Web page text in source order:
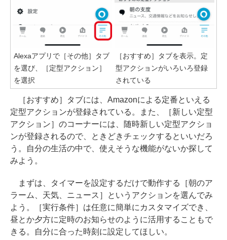
Alexaアプリで［その他］タブ
を選び、［定型アクション］
を選択
［おすすめ］タブを表示。定
型アクションがいろいろ登録
されている
［おすすめ］タブには、Amazonによる定番といえる
定型アクションが登録されている。また、［新しい定型
アクション］のコーナーには、随時新しい定型アクショ
ンが登録されるので、ときどきチェックするといいだろ
う。自分の生活の中で、使えそうな機能がないか探して
みよう。
まずは、タイマーを設定するだけで動作する［朝のア
ラーム、天気、ニュース］というアクションを選んでみ
よう。［実行条件］は任意に簡単にカスタマイズでき、
昼とか夕方に定時のお知らせのように活用することもで
きる。自分に合った時刻に設定してほしい。